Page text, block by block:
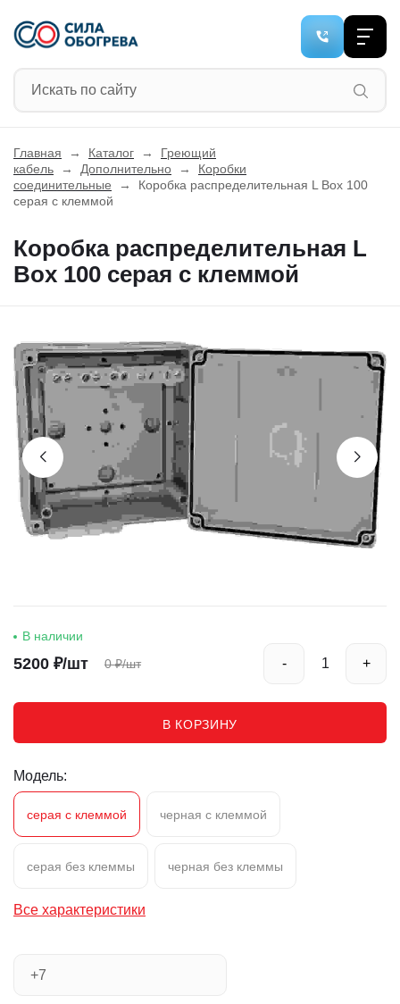
Главная → Каталог →
Греющий
кабель
→ Дополнительно →
Коробки
соединительные
→
Коробка распределительная L Box 100
серая с клеммой
Коробка распределительная L
Box 100 серая с клеммой
В наличии
5200 ₽/шт 0 ₽/шт - +
В КОРЗИНУ
Модель:
серая с клеммой черная с клеммой
серая без клеммы черная без клеммы
Все характеристики